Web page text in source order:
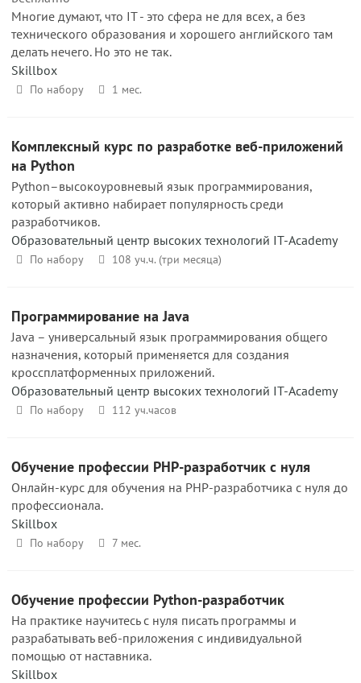
Многие думают, что IT - это сфера не для всех, а без
технического образования и хорошего английского там
делать нечего. Но это не так.
Skillbox
По набору 1 мес.
Комплексный курс по разработке веб-приложений
на Python
Python–высокоуровневый язык программирования,
который активно набирает популярность среди
разработчиков.
Образовательный центр высоких технологий IT-Academy
По набору 108 уч.ч. (три месяца)
Программирование на Java
Java – универсальный язык программирования общего
назначения, который применяется для создания
кроссплатформенных приложений.
Образовательный центр высоких технологий IT-Academy
По набору 112 уч.часов
Обучение профессии PHP-разработчик с нуля
Онлайн-курс для обучения на PHP-разработчика с нуля до
профессионала.
Skillbox
По набору 7 мес.
Обучение профессии Python-разработчик
На практике научитесь с нуля писать программы и
разрабатывать веб-приложения с индивидуальной
помощью от наставника.
Skillbox